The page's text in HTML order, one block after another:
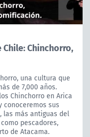
Chinchorro,
una cultura que
de 7,000 años.
Chinchorro en Arica
conoceremos sus
las más antiguas del
pescadores,
de Atacama.